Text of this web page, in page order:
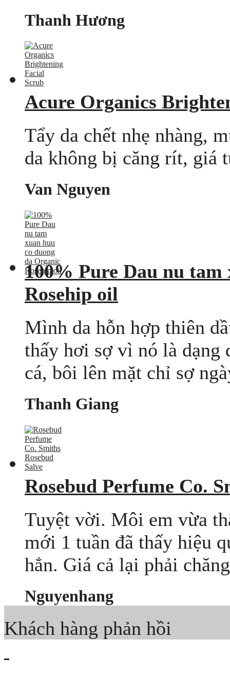
Thanh Hương
Acure Organics
Tẩy da chết nhẹ nhàng,
da không bị căng rít, giá
Van Nguyen
100% Pure Dau nu
Rosehip oil
Mình da hỗn hợp thiên
thấy hơi sợ vì nó là dạng
cá, bôi lên mặt chỉ sợ
Thanh Giang
Rosebud Perfume Co.
Tuyệt vời. Môi em vừa
mới 1 tuần đã thấy hiệu
hẳn. Giá cả lại phải
Nguyenhang
Khách hàng phản hồi